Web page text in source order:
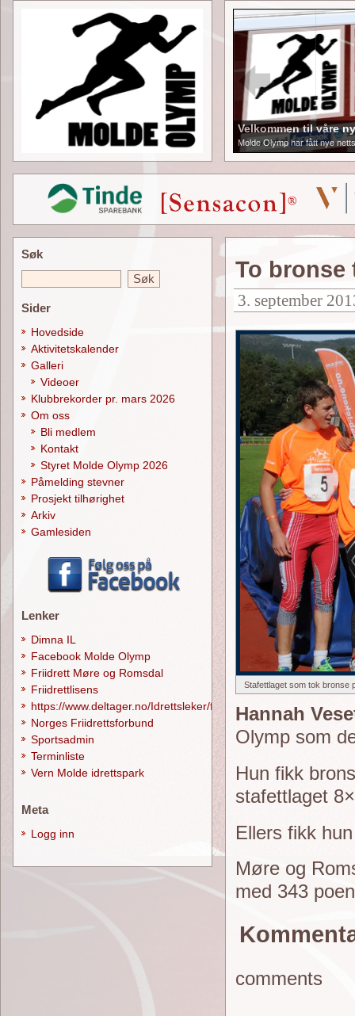
Velkommen til våre
Molde Olymp har fått nye
To bronse
3. september
Stafettlaget som tok bronse
Hannah
Olymp som
Hun fikk
stafettlaget
Ellers fikk
Møre og
med 343
comments
Søk
Sider
Hovedside
Aktivitetskalender
Galleri
Videoer
Klubbrekorder pr. mars 2026
Om oss
Bli medlem
Kontakt
Styret Molde Olymp 2026
Påmelding stevner
Prosjekt tilhørighet
Arkiv
Gamlesiden
Lenker
Dimna IL
Facebook Molde Olymp
Friidrett Møre og Romsdal
Friidrettlisens
https://www.deltager.no/Idrettsleker/forside
Norges Friidrettsforbund
Sportsadmin
Terminliste
Vern Molde idrettspark
Meta
Logg inn